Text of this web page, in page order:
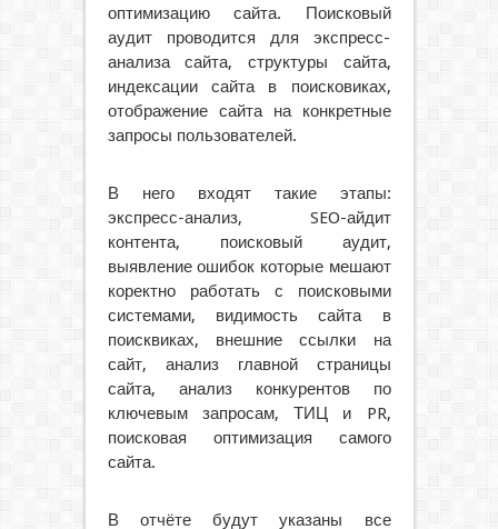
оптимизацию сайта. Поисковый
аудит проводится для экспресс-
анализа сайта, структуры сайта,
индексации сайта в поисковиках,
отображение сайта на конкретные
запросы пользователей.
В него входят такие этапы:
экспресс-анализ, SEO-айдит
контента, поисковый аудит,
выявление ошибок которые мешают
коректно работать с поисковыми
системами, видимость сайта в
поисквиках, внешние ссылки на
сайт, анализ главной страницы
сайта, анализ конкурентов по
ключевым запросам, ТИЦ и PR,
поисковая оптимизация самого
сайта.
В отчёте будут указаны все